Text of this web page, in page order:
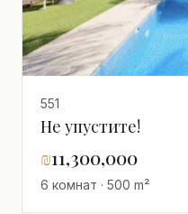
551
Не упустите!
₪11,300,000
6 комнат · 500 m²